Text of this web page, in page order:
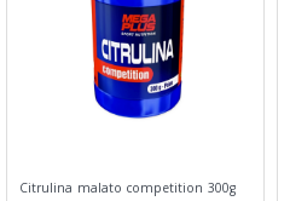
Citrulina malato competition 300g